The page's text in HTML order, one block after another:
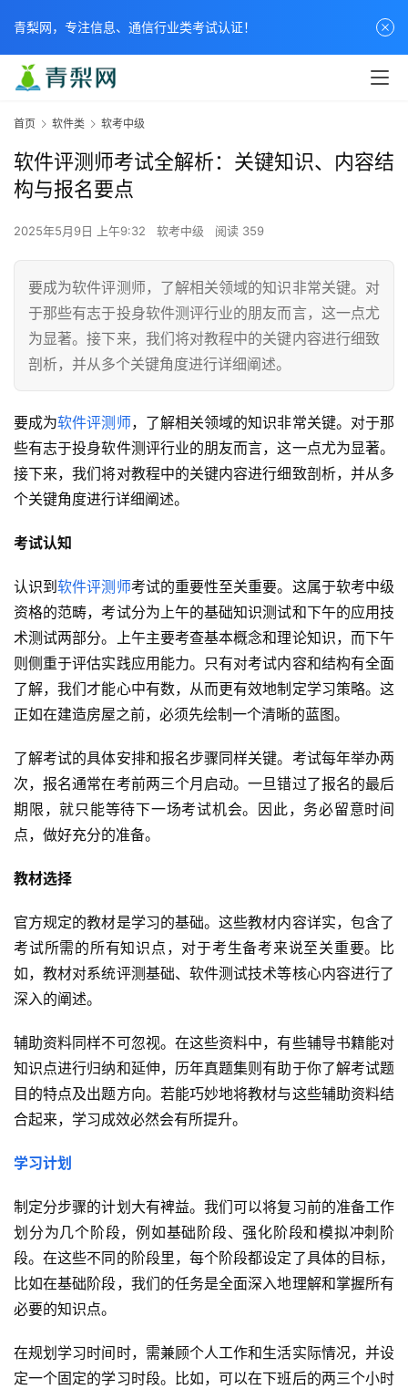
首页 软件类 软考中级
软件评测师考试全解析：关键知识、内容结
构与报名要点
2025年5月9日 上午9:32 软考中级 阅读 359
要成为软件评测师，了解相关领域的知识非常关键。对
于那些有志于投身软件测评行业的朋友而言，这一点尤
为显著。接下来，我们将对教程中的关键内容进行细致
剖析，并从多个关键角度进行详细阐述。
要成为软件评测师，了解相关领域的知识非常关键。对于那
些有志于投身软件测评行业的朋友而言，这一点尤为显著。
接下来，我们将对教程中的关键内容进行细致剖析，并从多
个关键角度进行详细阐述。
考试认知
认识到软件评测师考试的重要性至关重要。这属于软考中级
资格的范畴，考试分为上午的基础知识测试和下午的应用技
术测试两部分。上午主要考查基本概念和理论知识，而下午
则侧重于评估实践应用能力。只有对考试内容和结构有全面
了解，我们才能心中有数，从而更有效地制定学习策略。这
正如在建造房屋之前，必须先绘制一个清晰的蓝图。
了解考试的具体安排和报名步骤同样关键。考试每年举办两
次，报名通常在考前两三个月启动。一旦错过了报名的最后
期限，就只能等待下一场考试机会。因此，务必留意时间
点，做好充分的准备。
教材选择
官方规定的教材是学习的基础。这些教材内容详实，包含了
考试所需的所有知识点，对于考生备考来说至关重要。比
如，教材对系统评测基础、软件测试技术等核心内容进行了
深入的阐述。
辅助资料同样不可忽视。在这些资料中，有些辅导书籍能对
知识点进行归纳和延伸，历年真题集则有助于你了解考试题
目的特点及出题方向。若能巧妙地将教材与这些辅助资料结
合起来，学习成效必然会有所提升。
学习计划
制定分步骤的计划大有裨益。我们可以将复习前的准备工作
划分为几个阶段，例如基础阶段、强化阶段和模拟冲刺阶
段。在这些不同的阶段里，每个阶段都设定了具体的目标，
比如在基础阶段，我们的任务是全面深入地理解和掌握所有
必要的知识点。
在规划学习时间时，需兼顾个人工作和生活实际情况，并设
定一个固定的学习时段。比如，可以在下班后的两三个小时
青梨网，专注信息、通信行业类考试认证！